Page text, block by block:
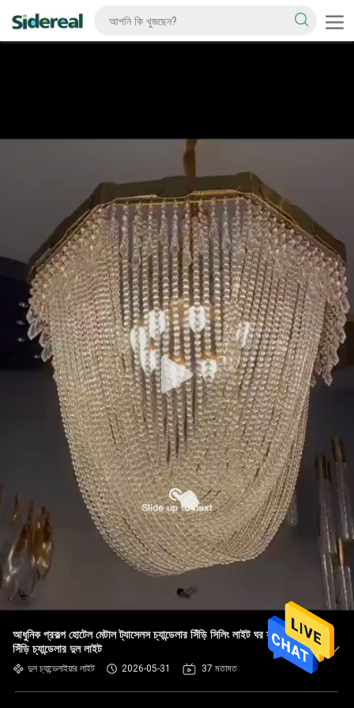
আধুনিক প্রকল্প হোটেল মেটাল ট্যাসেলস চ্যান্ডেলার সিঁড়ি সিলিং লাইট ঘর সাজসজ্জা
সিঁড়ি চ্যান্ডেলার দুল লাইট
দুল চ্যান্ডেলাইয়ার লাইট 2026-05-31 37 মতামত